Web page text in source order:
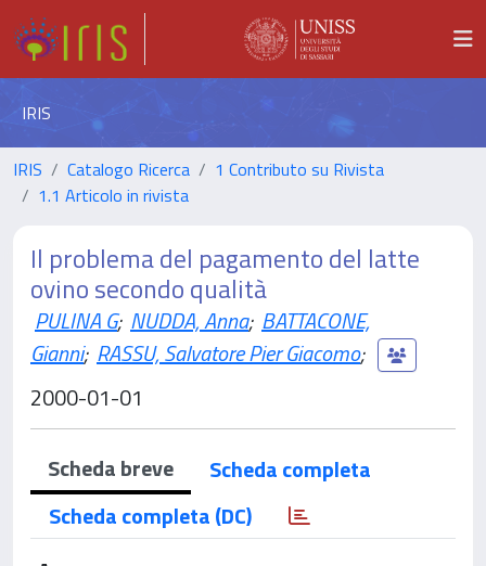
IRIS
IRIS Catalogo Ricerca
1 Contributo su Rivista
1.1 Articolo in rivista
Il problema del pagamento del latte
ovino secondo qualità
PULINA G; NUDDA, Anna; BATTACONE,
Gianni; RASSU, Salvatore Pier Giacomo;
2000-01-01
Scheda breve
Scheda completa
Scheda completa (DC)